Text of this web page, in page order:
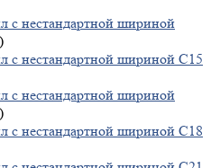
с нестандартной шириной
с нестандартной шириной С15
с нестандартной шириной
с нестандартной шириной С18